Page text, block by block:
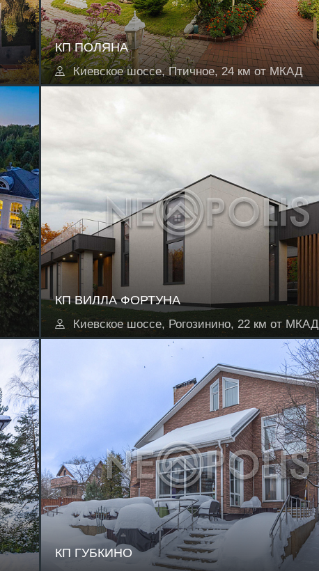
КП ПОЛЯНА
Киевское шоссе, Птичное, 24 км от МКАД
КП ВИЛЛА ФОРТУНА
Киевское шоссе, Рогозинино, 22 км от МКАД
КП ГУБКИНО